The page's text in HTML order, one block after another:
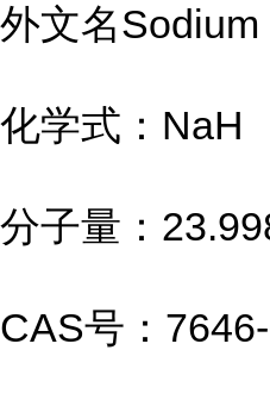
外文名Sodium
化学式：NaH
分子量：
CAS号：